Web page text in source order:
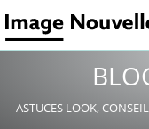
ASTUCES LOOK,